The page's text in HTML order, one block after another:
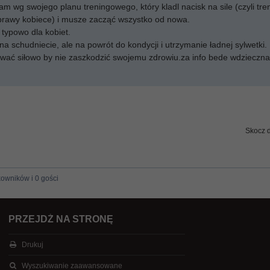
wg swojego planu treningowego, który kladl nacisk na sile (czyli
kobiece) i musze zacząć wszystko od nowa.
dla kobiet.
schudniecie, ale na powrót do kondycji i utrzymanie ładnej sylwetki.
siłowo by nie zaszkodzić swojemu zdrowiu.za info bede wdzieczna
Skocz
i 0 gości
PRZEJDŹ NA STRONĘ
Drukuj
Wyszukiwanie zaawansowane